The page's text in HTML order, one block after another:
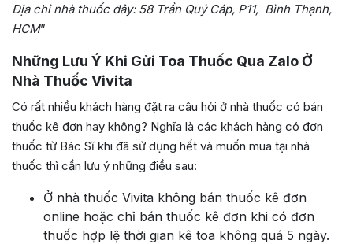
Địa chỉ nhà thuốc đây: 58 Trần Quý Cáp, P11, Bình Thạnh,
HCM”
Những Lưu Ý Khi Gửi Toa Thuốc Qua Zalo Ở
Nhà Thuốc Vivita
Có rất nhiều khách hàng đặt ra câu hỏi ở nhà thuốc có bán
thuốc kê đơn hay không? Nghĩa là các khách hàng có đơn
thuốc từ Bác Sĩ khi đã sử dụng hết và muốn mua tại nhà
thuốc thì cần lưu ý những điều sau:
Ở nhà thuốc Vivita không bán thuốc kê đơn
online hoặc chỉ bán thuốc kê đơn khi có đơn
thuốc hợp lệ thời gian kê toa không quá 5 ngày.